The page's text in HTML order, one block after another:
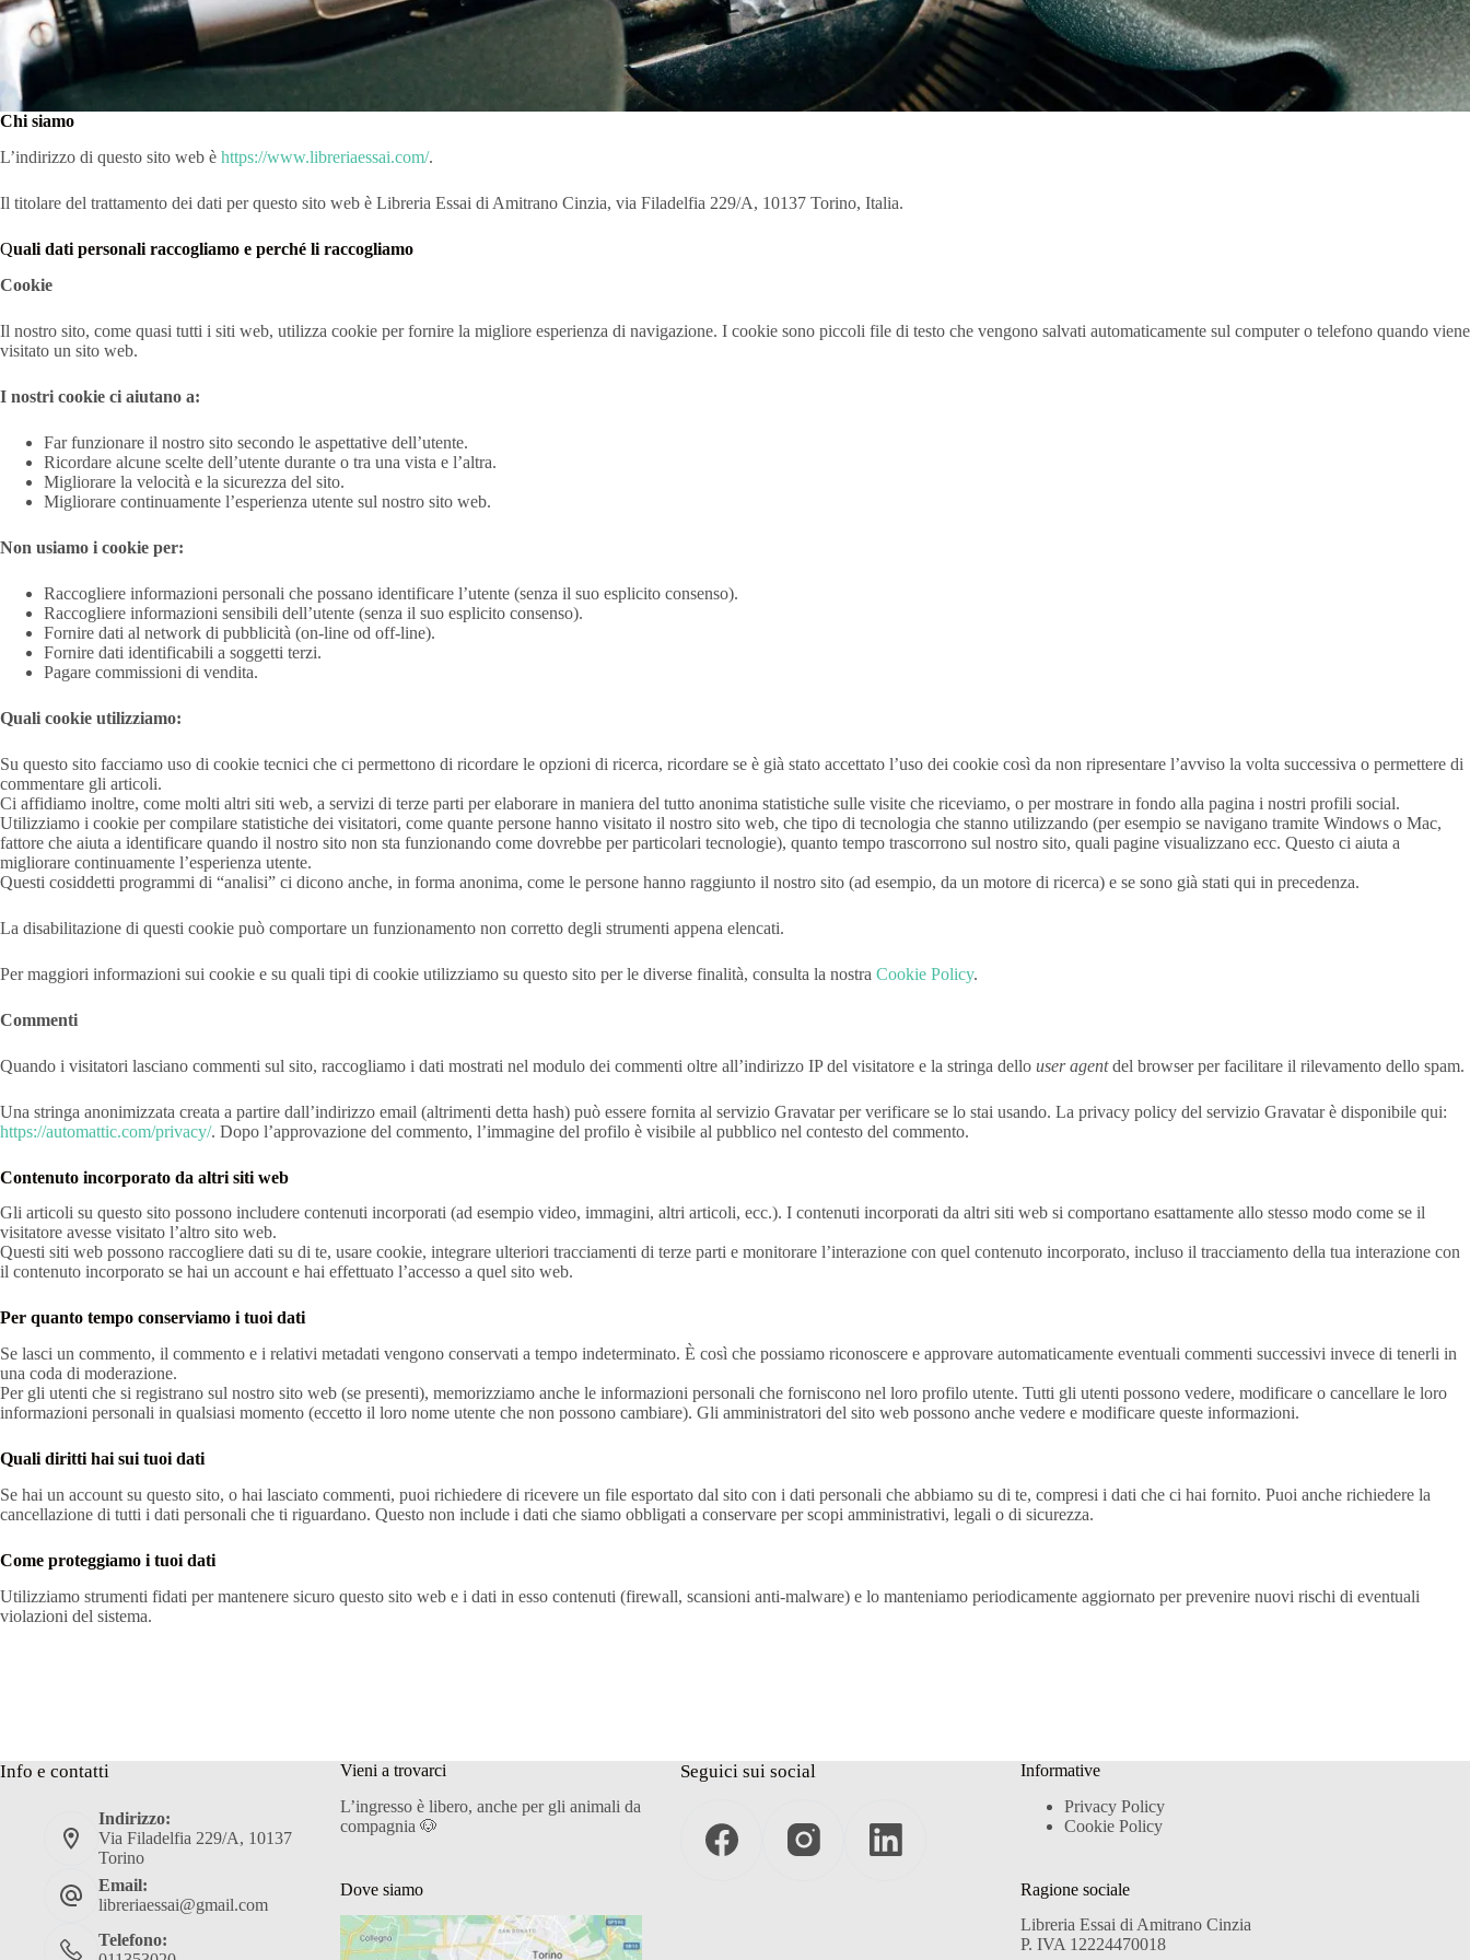
Chi siamo
L’indirizzo di questo sito web è https://www.libreriaessai.com/.
Il titolare del trattamento dei dati per questo sito web è Libreria Essai di Amitrano Cinzia, via Filadelfia 229/A, 10137 Torino, Italia.
Quali dati personali raccogliamo e perché li raccogliamo
Cookie
Il nostro sito, come quasi tutti i siti web, utilizza cookie per fornire la migliore esperienza di navigazione. I cookie sono piccoli file di testo che vengono salvati automaticamente sul computer o telefono quando viene
visitato un sito web.
I nostri cookie ci aiutano a:
Far funzionare il nostro sito secondo le aspettative dell’utente.
Ricordare alcune scelte dell’utente durante o tra una vista e l’altra.
Migliorare la velocità e la sicurezza del sito.
Migliorare continuamente l’esperienza utente sul nostro sito web.
Non usiamo i cookie per:
Raccogliere informazioni personali che possano identificare l’utente (senza il suo esplicito consenso).
Raccogliere informazioni sensibili dell’utente (senza il suo esplicito consenso).
Fornire dati al network di pubblicità (on-line od off-line).
Fornire dati identificabili a soggetti terzi.
Pagare commissioni di vendita.
Quali cookie utilizziamo:
Su questo sito facciamo uso di cookie tecnici che ci permettono di ricordare le opzioni di ricerca, ricordare se è già stato accettato l’uso dei cookie così da non ripresentare l’avviso la volta successiva o permettere di
commentare gli articoli.
Ci affidiamo inoltre, come molti altri siti web, a servizi di terze parti per elaborare in maniera del tutto anonima statistiche sulle visite che riceviamo, o per mostrare in fondo alla pagina i nostri profili social.
Utilizziamo i cookie per compilare statistiche dei visitatori, come quante persone hanno visitato il nostro sito web, che tipo di tecnologia che stanno utilizzando (per esempio se navigano tramite Windows o Mac,
fattore che aiuta a identificare quando il nostro sito non sta funzionando come dovrebbe per particolari tecnologie), quanto tempo trascorrono sul nostro sito, quali pagine visualizzano ecc. Questo ci aiuta a
migliorare continuamente l’esperienza utente.
Questi cosiddetti programmi di “analisi” ci dicono anche, in forma anonima, come le persone hanno raggiunto il nostro sito (ad esempio, da un motore di ricerca) e se sono già stati qui in precedenza.
La disabilitazione di questi cookie può comportare un funzionamento non corretto degli strumenti appena elencati.
Per maggiori informazioni sui cookie e su quali tipi di cookie utilizziamo su questo sito per le diverse finalità, consulta la nostra Cookie Policy.
Commenti
Quando i visitatori lasciano commenti sul sito, raccogliamo i dati mostrati nel modulo dei commenti oltre all’indirizzo IP del visitatore e la stringa dello user agentdel browser per facilitare il rilevamento dello spam.
Una stringa anonimizzata creata a partire dall’indirizzo email (altrimenti detta hash) può essere fornita al servizio Gravatar per verificare se lo stai usando. La privacy policy del servizio Gravatar è disponibile qui:
https://automattic.com/privacy/. Dopo l’approvazione del commento, l’immagine del profilo è visibile al pubblico nel contesto del commento.
Contenuto incorporato da altri siti web
Gli articoli su questo sito possono includere contenuti incorporati (ad esempio video, immagini, altri articoli, ecc.). I contenuti incorporati da altri siti web si comportano esattamente allo stesso modo come se il
visitatore avesse visitato l’altro sito web.
Questi siti web possono raccogliere dati su di te, usare cookie, integrare ulteriori tracciamenti di terze parti e monitorare l’interazione con quel contenuto incorporato, incluso il tracciamento della tua interazione con
il contenuto incorporato se hai un account e hai effettuato l’accesso a quel sito web.
Per quanto tempo conserviamo i tuoi dati
Se lasci un commento, il commento e i relativi metadati vengono conservati a tempo indeterminato. È così che possiamo riconoscere e approvare automaticamente eventuali commenti successivi invece di tenerli in
una coda di moderazione.
Per gli utenti che si registrano sul nostro sito web (se presenti), memorizziamo anche le informazioni personali che forniscono nel loro profilo utente. Tutti gli utenti possono vedere, modificare o cancellare le loro
informazioni personali in qualsiasi momento (eccetto il loro nome utente che non possono cambiare). Gli amministratori del sito web possono anche vedere e modificare queste informazioni.
Quali diritti hai sui tuoi dati
Se hai un account su questo sito, o hai lasciato commenti, puoi richiedere di ricevere un file esportato dal sito con i dati personali che abbiamo su di te, compresi i dati che ci hai fornito. Puoi anche richiedere la
cancellazione di tutti i dati personali che ti riguardano. Questo non include i dati che siamo obbligati a conservare per scopi amministrativi, legali o di sicurezza.
Come proteggiamo i tuoi dati
Utilizziamo strumenti fidati per mantenere sicuro questo sito web e i dati in esso contenuti (firewall, scansioni anti-malware) e lo manteniamo periodicamente aggiornato per prevenire nuovi rischi di eventuali
violazioni del sistema.
Info e contatti
Indirizzo:
Via Filadelfia 229/A, 10137
Torino
Email:
libreriaessai@gmail.com
Telefono:
Vieni a trovarci
L’ingresso è libero, anche per gli animali da
compagnia 🐶
Dove siamo
Seguici sui social
Informative
Privacy Policy
Cookie Policy
Ragione sociale
Libreria Essai di Amitrano Cinzia
P. IVA 12224470018